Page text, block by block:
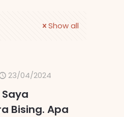
Show all
23/04/2024
Bising. Apa